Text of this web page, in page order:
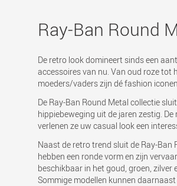
Ray-Ban Round
De retro look domineert sinds een
accessoires van nu. Van oud roze tot
moeders/vaders zijn dé fashion
De Ray-Ban Round Metal collectie
hippiebeweging uit de jaren zestig.
verlenen ze uw casual look een
Naast de retro trend sluit de Ray-Ban
hebben een ronde vorm en zijn
beschikbaar in het goud, groen,
Sommige modellen kunnen